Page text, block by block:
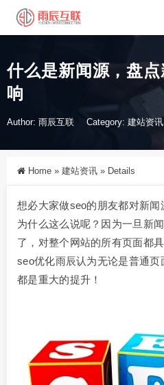
什么是新闻源，盘
响
Author: 雨辰互联 Category: 建站资讯
Home » 建站资讯 » Details
想必大家做seo的朋友都对新闻
为什么这么说呢？因为一旦新
了，对整个网站的所有页面都
seo优化雨辰认为无论是普通
都是重大的提升！